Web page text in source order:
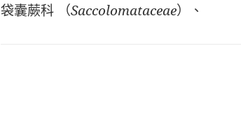
袋囊蕨科 （Saccolomataceae）、